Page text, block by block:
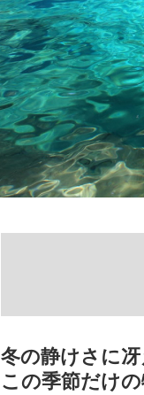
冬の静けさに
この季節だけ